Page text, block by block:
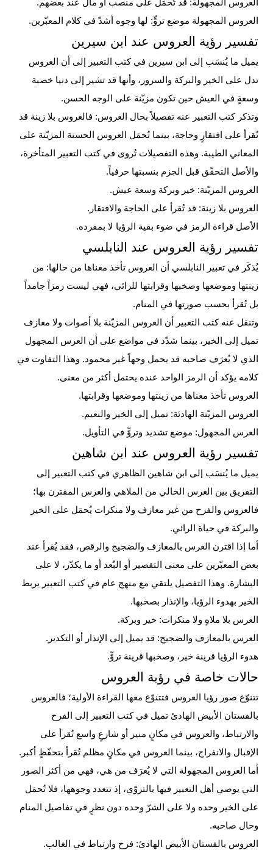
العروس المجهولة: قد تُحمَل على منصب أو مال عند بعضهم.
العروس المجهولة موضع تروٍّ: لها وجوه أشدّ في كلام المعبّرين.
تفسير رؤية العروس عند ابن سيرين
يميل ما يُنسَب إلى ابن سيرين في كتب التعبير إلى أن العروس
تدل على الخير والبركة والسرور، وأنها قد تشير إلى دنيا خصبة
وسعةٍ في العيش حين تكون مزيّنة على الوجه الحسن.
وتذكر كتب التعبير عنه تفصيلاً بحال العروس: فالعروس بلا زينة قد
تُقرأ على افتقارٍ وحاجة، بينما تُحمَل العروس الحسنة المزيّنة على
المعاني الطيبة. وهذه التفصيلات تُروى في كتب التعبير المتأخرة،
والأصل التحقّق قبل الجزم بنسبتها حرفياً.
العروس المزيّنة: خير وبركة وسعة عيش.
العروس بلا زينة: قد تُقرأ على الحاجة والافتقار.
الأصل قراءة الرمز في ضوء بقية الرؤيا لا بمفرده.
تفسير رؤية العروس عند النابلسي
يُذكَر في تعبير النابلسي أن العروس تأخذ معناها من حالها: من
زينتها وموضعها وصخبها وقرابتها للرائي، فهي ليست رمزاً جامداً
بل تُقرأ بحسب صورتها في المنام.
وتنقل عنه كتب التعبير أن العروس المزيّنة بلا أصوات ولا معازف
تميل إلى الخير، بينما شدّد في مواضع على أن العرس المجهول
الذي لا يُعرَف صاحبه قد يحمل وجهاً غير محمود. وهذا التفاوت في
كلامه يؤكد أن الرمز الواحد عنده يحتمل أكثر من معنى.
العروس تأخذ معناها من زينتها وموضعها وقرابتها.
العروس المزيّنة الهادئة: تميل إلى الخير والنعيم.
العرس المجهول: موضع تشديد وتروٍّ في التأويل.
تفسير رؤية العروس عند ابن شاهين
يميل ما يُنسَب إلى ابن شاهين الظاهري في كتب التعبير إلى
التفريق بين العرس الخالي من الملاهي والعرس المقترن بها؛
فالعروس والفرح من غير معازف ولا منكرات يُحمَل على الخير
والبركة في حياة الرائي.
أما إذا اقترن العرس بالمعازف والضجيج والرقص، فقد يُقرأ عند
بعض المعبّرين على معنى التقصير أو البُعد أو ما يكدّر، لا على
البشارة. وهذا التفصيل يلتقي مع منهج عام في كتب التعبير يربط
الخير بهدوء الرؤيا، والإنذار بصخبها.
العرس بلا ملاهٍ ولا منكرات: خير وبركة.
العرس بالمعازف والضجيج: قد يميل إلى الإنذار أو التكدير.
هدوء الرؤيا قرينة خير، وصخبها قرينة تروٍّ.
حالات خاصة في رؤية العروس
تتنوّع صور رؤيا العروس فتتنوّع معها القراءة الأولية؛ فالعروس
بالفستان الأبيض الهادئ تميل في كتب التعبير إلى الفرح
والارتباط، والعروس في مكانٍ منير أو شارعٍ واسع تُقرأ على
الإقبال والانفراج، بينما العروس في مكانٍ مظلم تُقرأ بتحفّظٍ أكبر.
أما العروس المجهولة التي لا يُعرَف من هي، فهي من أكثر الصور
التي يوصي أهل التعبير فيها بالتروّي، إذ تتعدد وجوهها، فلا تُحمَل
على الخير وحده ولا على الشرّ وحده دون نظرٍ في تفاصيل المنام
وحال صاحبه.
العروس بالفستان الأبيض الهادئ: فرح وارتباط في الغالب.